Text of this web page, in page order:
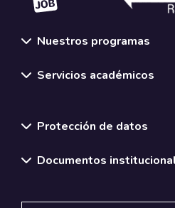
Nuestros programas
Servicios académicos
Protección de datos
Documentos